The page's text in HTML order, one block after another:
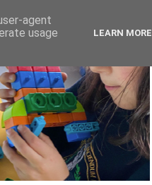
agent
usage
LEARN MORE